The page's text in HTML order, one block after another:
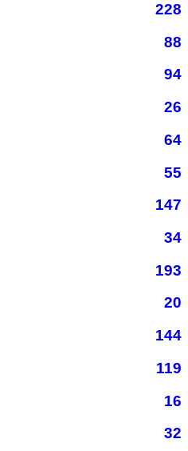
228
88
94
26
64
55
147
34
193
20
144
119
16
32